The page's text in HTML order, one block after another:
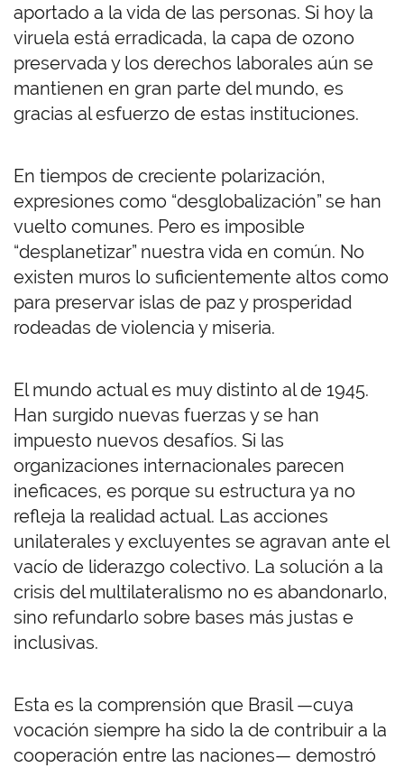
aportado a la vida de las personas. Si hoy la
viruela está erradicada, la capa de ozono
preservada y los derechos laborales aún se
mantienen en gran parte del mundo, es
gracias al esfuerzo de estas instituciones.
En tiempos de creciente polarización,
expresiones como “desglobalización” se han
vuelto comunes. Pero es imposible
“desplanetizar” nuestra vida en común. No
existen muros lo suficientemente altos como
para preservar islas de paz y prosperidad
rodeadas de violencia y miseria.
El mundo actual es muy distinto al de 1945.
Han surgido nuevas fuerzas y se han
impuesto nuevos desafíos. Si las
organizaciones internacionales parecen
ineficaces, es porque su estructura ya no
refleja la realidad actual. Las acciones
unilaterales y excluyentes se agravan ante el
vacío de liderazgo colectivo. La solución a la
crisis del multilateralismo no es abandonarlo,
sino refundarlo sobre bases más justas e
inclusivas.
Esta es la comprensión que Brasil —cuya
vocación siempre ha sido la de contribuir a la
cooperación entre las naciones— demostró